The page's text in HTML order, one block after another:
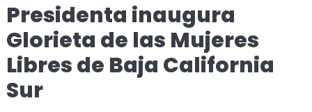
Presidenta inaugura
Glorieta de las Mujeres
Libres de Baja California
Sur